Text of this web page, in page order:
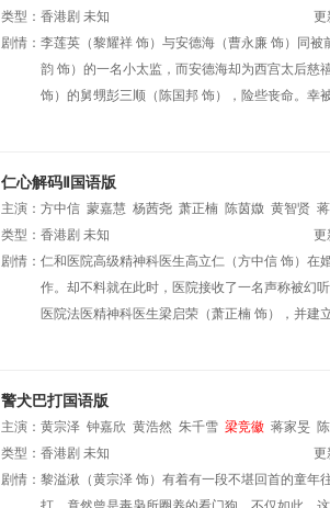
类型： 香港剧 未知
更
剧情： 李莲英（黎耀祥 饰）与安德海（曹永廉 饰）同
韵 饰）的一名小太监，而安德海却为西宫太后慈
饰）的舅甥彭三顺（陈国邦 饰），险些丧命。
仁心解码Ⅱ国语版
主演： 方中信 蒙嘉慧 杨茜尧 萧正楠 陈茵媺 黄智贤
类型： 香港剧 未知
更
剧情： 仁和医院高级精神科医生高立仁（方中信 饰）在
作。却不料就在此时，医院接收了一名声称被幻
医院法医精神科医生梁启荣（萧正楠 饰），并
警犬巴打国语版
主演： 黄宗泽 钟嘉欣 黄浩然 朱千雪 梁竞徽 蒋家旻
钟志光
何启南 王绮琴 关浩扬
沈可欣
陈荣峻 周梓盈 马贯东 陈珈颖 许碧姬 罗天池
类型： 香港剧 未知
更
剧情： 黎溢湫（黄宗泽 饰）有着有一段不堪回首的童年